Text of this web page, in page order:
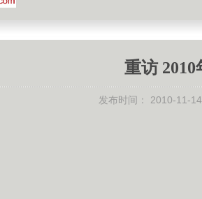
重访
发布时间： 2010-11-